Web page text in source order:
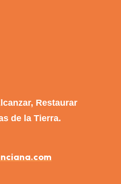
Restaurar
de la Tierra.